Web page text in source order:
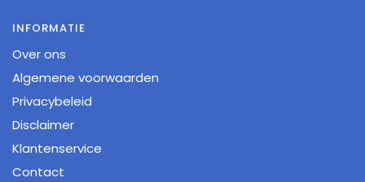
INFORMATIE
Over ons
Algemene voorwaarden
Privacybeleid
Disclaimer
Klantenservice
Contact